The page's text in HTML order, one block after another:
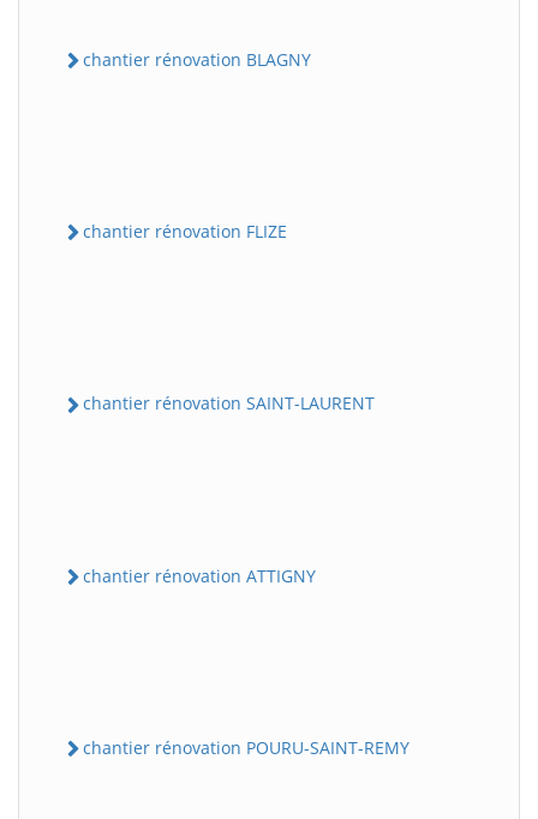
chantier rénovation BLAGNY
chantier rénovation FLIZE
chantier rénovation SAINT-LAURENT
chantier rénovation ATTIGNY
chantier rénovation POURU-SAINT-REMY